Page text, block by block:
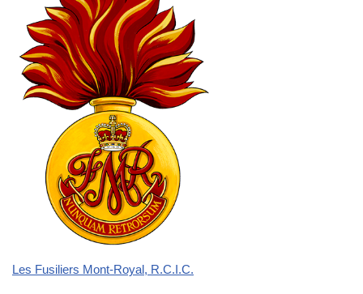
Les Fusiliers Mont-Royal, R.C.I.C.